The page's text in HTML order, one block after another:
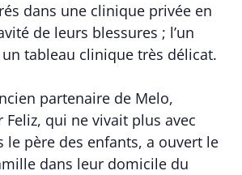
dans une clinique privée en
de leurs blessures ; l’un
un tableau clinique très délicat.
partenaire de Melo,
Feliz, qui ne vivait plus avec
le père des enfants, a ouvert le
dans leur domicile du